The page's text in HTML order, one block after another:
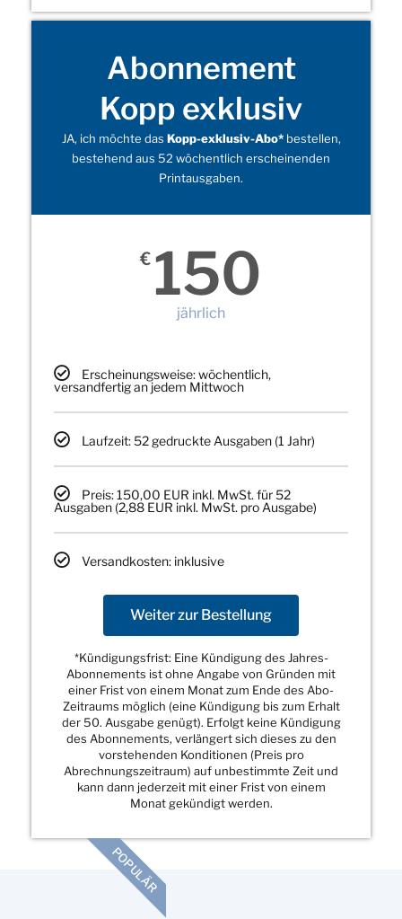
Abonnement
Kopp exklusiv
JA, ich möchte das Kopp-exklusiv-Abo*bestellen,
bestehend aus 52 wöchentlich erscheinenden
Printausgaben.
€ 150
jährlich
Erscheinungsweise: wöchentlich,
versandfertig an jedem Mittwoch
Laufzeit: 52 gedruckte Ausgaben (1 Jahr)
Preis: 150,00 EUR inkl. MwSt. für 52
Ausgaben (2,88 EUR inkl. MwSt. pro Ausgabe)
Versandkosten: inklusive
Weiter zur Bestellung
*Kündigungsfrist: Eine Kündigung des Jahres-
Abonnements ist ohne Angabe von Gründen mit
einer Frist von einem Monat zum Ende des Abo-
Zeitraums möglich (eine Kündigung bis zum Erhalt
der 50. Ausgabe genügt). Erfolgt keine Kündigung
des Abonnements, verlängert sich dieses zu den
vorstehenden Konditionen (Preis pro
Abrechnungszeitraum) auf unbestimmte Zeit und
kann dann jederzeit mit einer Frist von einem
Monat gekündigt werden.
POPULÄR